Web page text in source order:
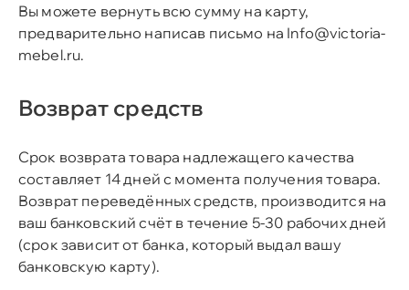
Вы можете вернуть всю сумму на карту,
предварительно написав письмо на Info@victoria-
mebel.ru.
Возврат средств
Срок возврата товара надлежащего качества
составляет 14 дней с момента получения товара.
Возврат переведённых средств, производится на
ваш банковский счёт в течение 5-30 рабочих дней
(срок зависит от банка, который выдал вашу
банковскую карту).